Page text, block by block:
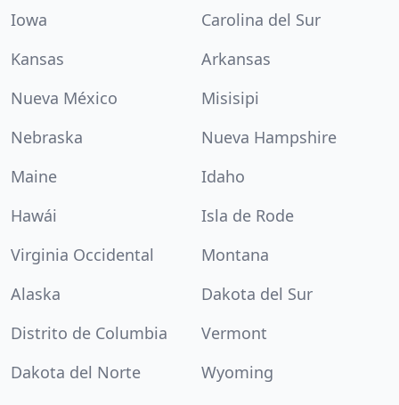
Iowa
Carolina del Sur
Kansas
Arkansas
Nueva México
Misisipi
Nebraska
Nueva Hampshire
Maine
Idaho
Hawái
Isla de Rode
Virginia Occidental
Montana
Alaska
Dakota del Sur
Distrito de Columbia
Vermont
Dakota del Norte
Wyoming